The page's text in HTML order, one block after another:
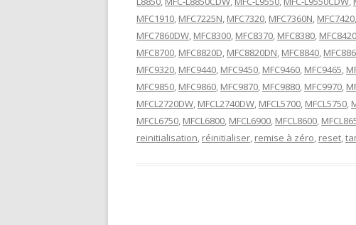
MFC1910, MFC7225N, MFC7320, MFC7360N, MFC7420,
MFC7860DW, MFC8300, MFC8370, MFC8380, MFC8420
MFC8700, MFC8820D, MFC8820DN, MFC8840,
MFC9320, MFC9440, MFC9450, MFC9460, MFC9465,
MFC9850, MFC9860, MFC9870, MFC9880, MFC9970,
MFCL2720DW, MFCL2740DW, MFCL5700, MFCL5750,
MFCL6750, MFCL6800, MFCL6900, MFCL8600,
reinitialisation, réinitialiser, remise à zéro, reset,